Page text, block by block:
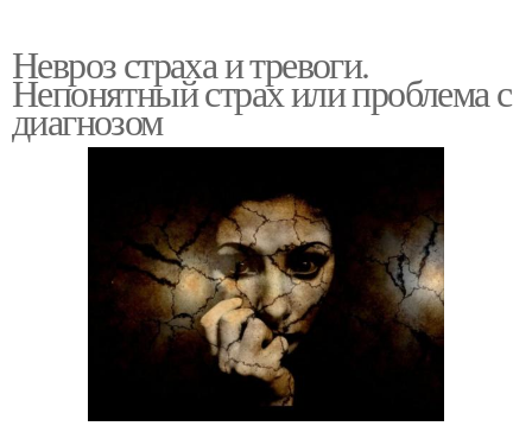
Невроз страха и тревоги.
Непонятный страх или проблема с
диагнозом